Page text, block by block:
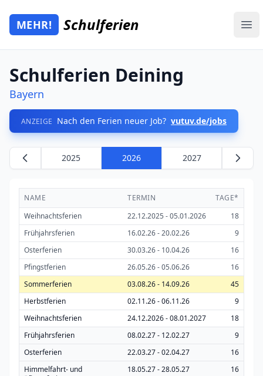
Zum Hauptinhalt springen
Mehr Schulferien
MEHR! Schulferien
Schulferien Deining
Bayern
ANZEIGE Nach den Ferien neuer Job? vutuv.de/jobs
2025 2026 2027
NAME TERMIN
TAGE*
Weihnachtsferien
22.12.2025 - 05.01.2026
18
Frühjahrsferien
16.02.26 - 20.02.26
9
Osterferien
30.03.26 - 10.04.26
16
Pfingstferien
26.05.26 - 05.06.26
16
Sommerferien
03.08.26 - 14.09.26
45
Herbstferien
02.11.26 - 06.11.26
9
Weihnachtsferien
24.12.2026 - 08.01.2027
18
Frühjahrsferien
08.02.27 - 12.02.27
9
Osterferien
22.03.27 - 02.04.27
16
Himmelfahrt- und
18.05.27 - 28.05.27 16